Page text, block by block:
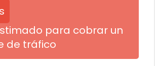
para cobrar un
de tráfico